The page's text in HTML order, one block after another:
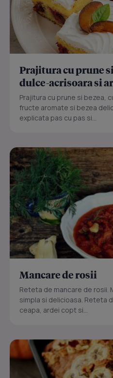
Prajitura cu prune
dulce-acrisoara si
Prajitura cu prune si bezea,
fructe aromate si bezea
explicata pas cu pas si...
Mancare de rosii
Reteta de mancare de rosii.
simpla si delicioasa. Reteta
ceapa, ardei copt si...